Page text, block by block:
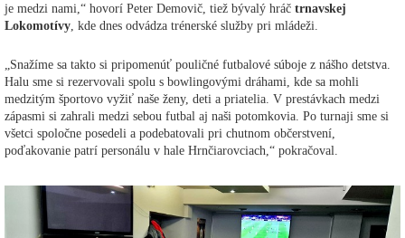
je medzi nami,“ hovorí Peter Demovič, tiež bývalý hráč trnavskej
Lokomotívy , kde dnes odvádza trénerské služby pri mládeži.
„Snažíme sa takto si pripomenúť pouličné futbalové súboje z nášho detstva.
Halu sme si rezervovali spolu s bowlingovými dráhami, kde sa mohli
medzitým športovo vyžiť naše ženy, deti a priatelia. V prestávkach medzi
zápasmi si zahrali medzi sebou futbal aj naši potomkovia. Po turnaji sme si
všetci spoločne posedeli a podebatovali pri chutnom občerstvení,
poďakovanie patrí personálu v hale Hrnčiarovciach,“ pokračoval.